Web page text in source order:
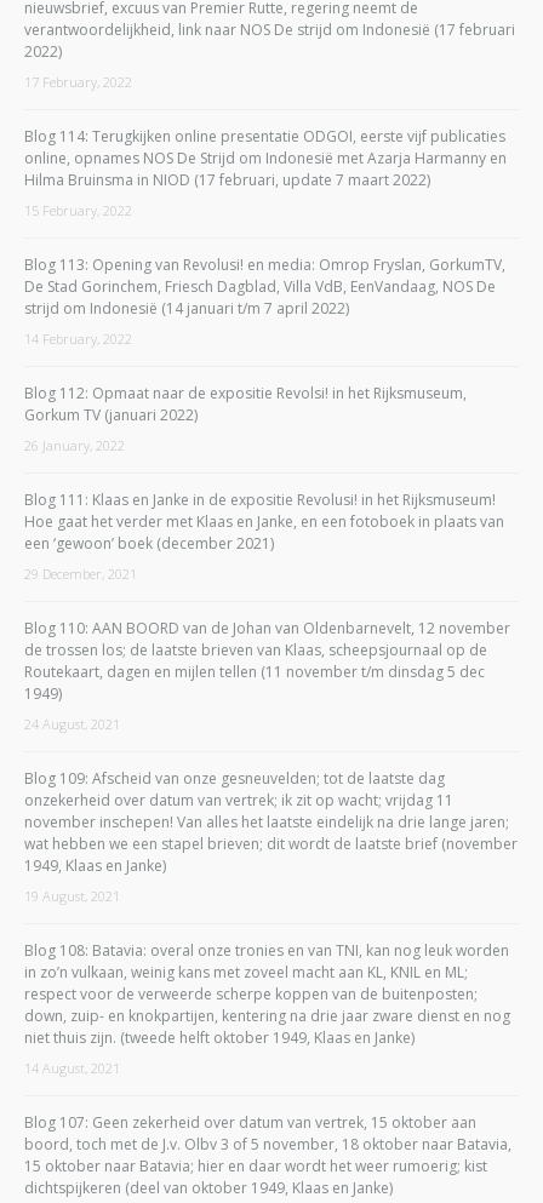
nieuwsbrief, excuus van Premier Rutte, regering neemt de
verantwoordelijkheid, link naar NOS De strijd om Indonesië (17 februari
2022)
17 February, 2022
Blog 114: Terugkijken online presentatie ODGOI, eerste vijf publicaties
online, opnames NOS De Strijd om Indonesië met Azarja Harmanny en
Hilma Bruinsma in NIOD (17 februari, update 7 maart 2022)
15 February, 2022
Blog 113: Opening van Revolusi! en media: Omrop Fryslan, GorkumTV,
De Stad Gorinchem, Friesch Dagblad, Villa VdB, EenVandaag, NOS De
strijd om Indonesië (14 januari t/m 7 april 2022)
14 February, 2022
Blog 112: Opmaat naar de expositie Revolsi! in het Rijksmuseum,
Gorkum TV (januari 2022)
26 January, 2022
Blog 111: Klaas en Janke in de expositie Revolusi! in het Rijksmuseum!
Hoe gaat het verder met Klaas en Janke, en een fotoboek in plaats van
een ‘gewoon’ boek (december 2021)
29 December, 2021
Blog 110: AAN BOORD van de Johan van Oldenbarnevelt, 12 november
de trossen los; de laatste brieven van Klaas, scheepsjournaal op de
Routekaart, dagen en mijlen tellen (11 november t/m dinsdag 5 dec
1949)
24 August, 2021
Blog 109: Afscheid van onze gesneuvelden; tot de laatste dag
onzekerheid over datum van vertrek; ik zit op wacht; vrijdag 11
november inschepen! Van alles het laatste eindelijk na drie lange jaren;
wat hebben we een stapel brieven; dit wordt de laatste brief (november
1949, Klaas en Janke)
19 August, 2021
Blog 108: Batavia: overal onze tronies en van TNI, kan nog leuk worden
in zo’n vulkaan, weinig kans met zoveel macht aan KL, KNIL en ML;
respect voor de verweerde scherpe koppen van de buitenposten;
down, zuip- en knokpartijen, kentering na drie jaar zware dienst en nog
niet thuis zijn. (tweede helft oktober 1949, Klaas en Janke)
14 August, 2021
Blog 107: Geen zekerheid over datum van vertrek, 15 oktober aan
boord, toch met de J.v. Olbv 3 of 5 november, 18 oktober naar Batavia,
15 oktober naar Batavia; hier en daar wordt het weer rumoerig; kist
dichtspijkeren (deel van oktober 1949, Klaas en Janke)